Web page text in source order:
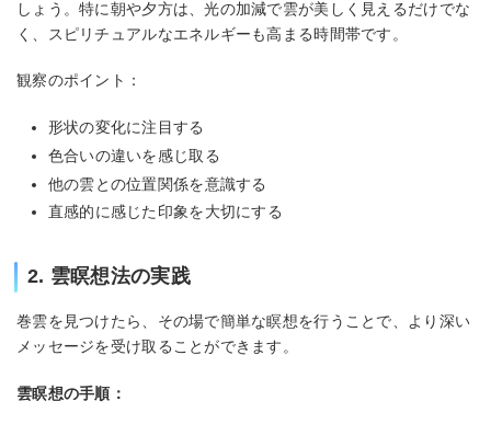
しょう。特に朝や夕方は、光の加減で雲が美しく見えるだけでな
く、スピリチュアルなエネルギーも高まる時間帯です。
観察のポイント：
形状の変化に注目する
色合いの違いを感じ取る
他の雲との位置関係を意識する
直感的に感じた印象を大切にする
2. 雲瞑想法の実践
巻雲を見つけたら、その場で簡単な瞑想を行うことで、より深い
メッセージを受け取ることができます。
雲瞑想の手順：